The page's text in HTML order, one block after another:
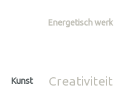
Energetisch werk
Kunst Creativiteit